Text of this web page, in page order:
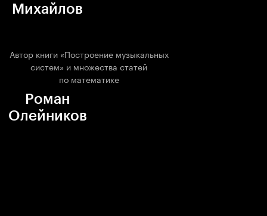
Михайлов
Автор книги «Построение музыкальных
систем» и множества статей
по математике
Роман
Олейников